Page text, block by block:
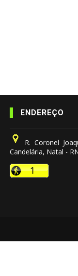
ENDEREÇO
R. Coronel
Candelária, Natal -